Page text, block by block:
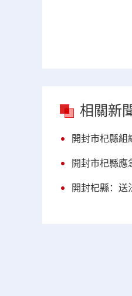
相關新
開封市杞縣組
開封市杞縣應
開封杞縣：送